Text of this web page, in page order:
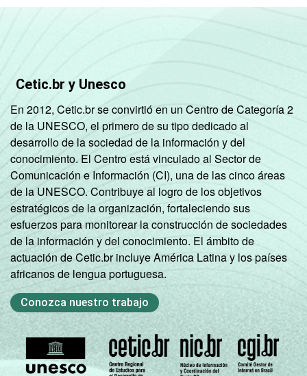
Cetic.br y Unesco
En 2012, Cetic.br se convirtió en un Centro de Categoría 2
de la UNESCO, el primero de su tipo dedicado al
desarrollo de la sociedad de la información y del
conocimiento. El Centro está vinculado al Sector de
Comunicación e Información (CI), una de las cinco áreas
de la UNESCO. Contribuye al logro de los objetivos
estratégicos de la organización, fortaleciendo sus
esfuerzos para monitorear la construcción de sociedades
de la información y del conocimiento. El ámbito de
actuación de Cetic.br incluye América Latina y los países
africanos de lengua portuguesa.
Conozca nuestro trabajo